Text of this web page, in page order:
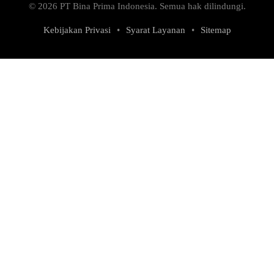
© 2026 PT Bina Prima Indonesia. Semua hak dilindungi.
Kebijakan Privasi • Syarat Layanan • Sitemap